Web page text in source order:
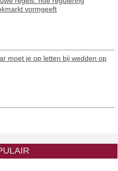
vormgeeft
moet je op letten bij wedden op